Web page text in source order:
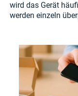
wird das Gerät
werden einzeln